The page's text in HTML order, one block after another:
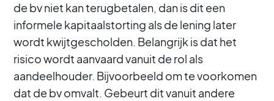
de bv niet kan terugbetalen, dan is dit een
informele kapitaalstorting als de lening later
wordt kwijtgescholden. Belangrijk is dat het
risico wordt aanvaard vanuit de rol als
aandeelhouder. Bijvoorbeeld om te voorkomen
dat de bv omvalt. Gebeurt dit vanuit andere